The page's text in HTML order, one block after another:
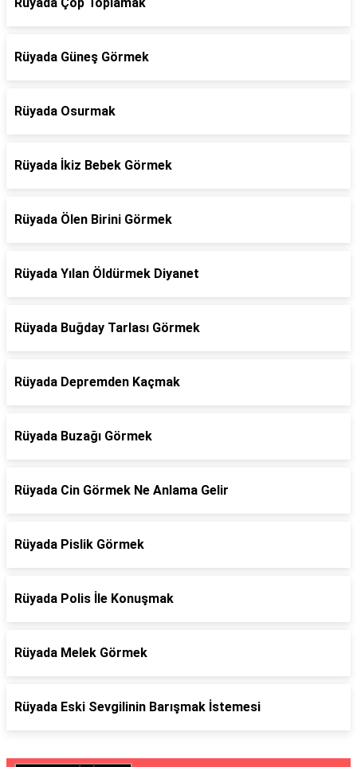
Rüyada Güneş Görmek
Rüyada Osurmak
Rüyada İkiz Bebek Görmek
Rüyada Ölen Birini Görmek
Rüyada Yılan Öldürmek Diyanet
Rüyada Buğday Tarlası Görmek
Rüyada Depremden Kaçmak
Rüyada Buzağı Görmek
Rüyada Cin Görmek Ne Anlama Gelir
Rüyada Pislik Görmek
Rüyada Polis İle Konuşmak
Rüyada Melek Görmek
Rüyada Eski Sevgilinin Barışmak İstemesi